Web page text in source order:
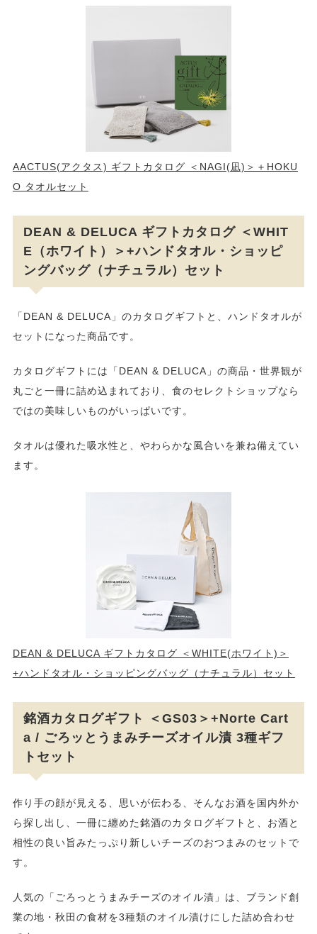
AACTUS(アクタス) ギフトカタログ ＜NAGI(凪)＞＋HOKU
O タオルセット
DEAN & DELUCA ギフトカタログ ＜WHIT
E（ホワイト）＞+ハンドタオル・ショッピ
ングバッグ（ナチュラル）セット
「DEAN & DELUCA」のカタログギフトと、ハンドタオルが
セットになった商品です。
カタログギフトには「DEAN & DELUCA」の商品・世界観が
丸ごと一冊に詰め込まれており、食のセレクトショップなら
ではの美味しいものがいっぱいです。
タオルは優れた吸水性と、やわらかな風合いを兼ね備えてい
ます。
DEAN & DELUCA ギフトカタログ ＜WHITE(ホワイト)＞
+ハンドタオル・ショッピングバッグ（ナチュラル）セット
銘酒カタログギフト ＜GS03＞+Norte Cart
a / ごろッとうまみチーズオイル漬 3種ギフ
トセット
作り手の顔が見える、思いが伝わる、そんなお酒を国内外か
ら探し出し、一冊に纏めた銘酒のカタログギフトと、お酒と
相性の良い旨みたっぷり新しいチーズのおつまみのセットで
す。
人気の「ごろっとうまみチーズのオイル漬」は、ブランド創
業の地・秋田の食材を3種類のオイル漬けにした詰め合わせ